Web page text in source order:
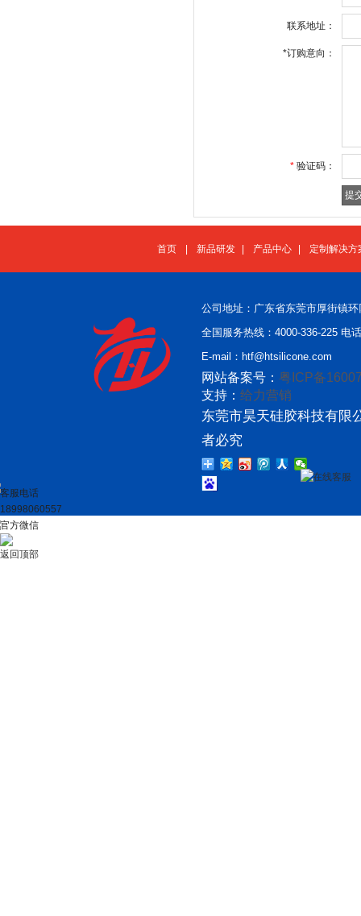
联系地址：
*订购意向：
* 验证码：
首页 新品研发 产品中心 定制解决方
公司地址：广东省东莞市厚街镇
全国服务热线：4000-336-225 电
E-mail：htf@htsilicone.com
网站备案号： 粤ICP备
支持： 给力营销
东莞市昊天硅胶科技有限
者必究
在线客服
客服电话
18998060557
官方微信
返回顶部